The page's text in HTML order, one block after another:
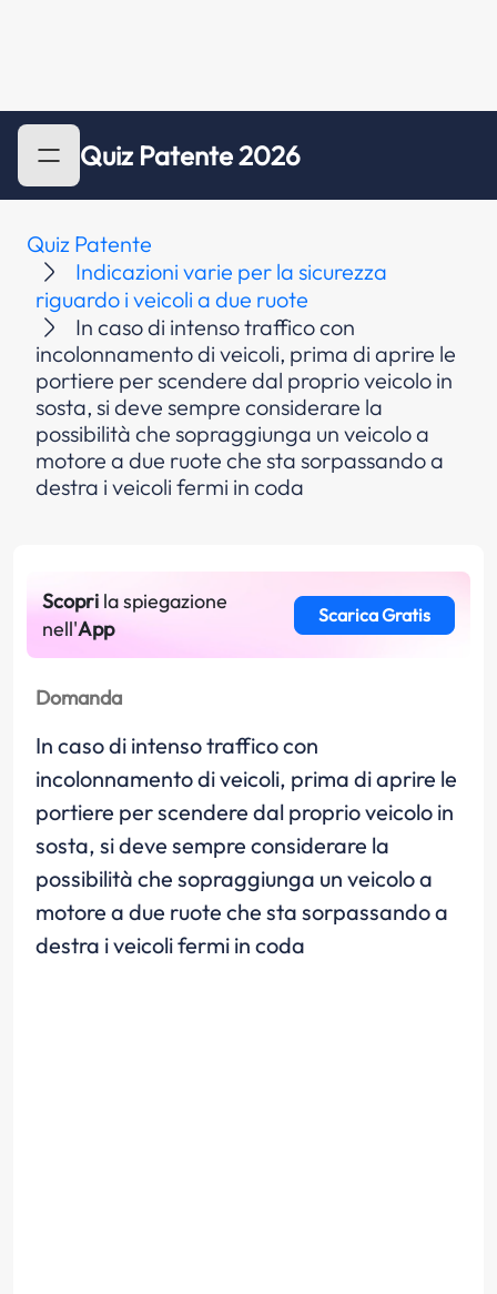
Quiz Patente 2026
Quiz Patente
Indicazioni varie per la sicurezza
riguardo i veicoli a due ruote
In caso di intenso traffico con
incolonnamento di veicoli, prima di aprire le
portiere per scendere dal proprio veicolo in
sosta, si deve sempre considerare la
possibilità che sopraggiunga un veicolo a
motore a due ruote che sta sorpassando a
destra i veicoli fermi in coda
Scopri la spiegazione
nell'App
Scarica Gratis
Domanda
In caso di intenso traffico con
incolonnamento di veicoli, prima di aprire le
portiere per scendere dal proprio veicolo in
sosta, si deve sempre considerare la
possibilità che sopraggiunga un veicolo a
motore a due ruote che sta sorpassando a
destra i veicoli fermi in coda